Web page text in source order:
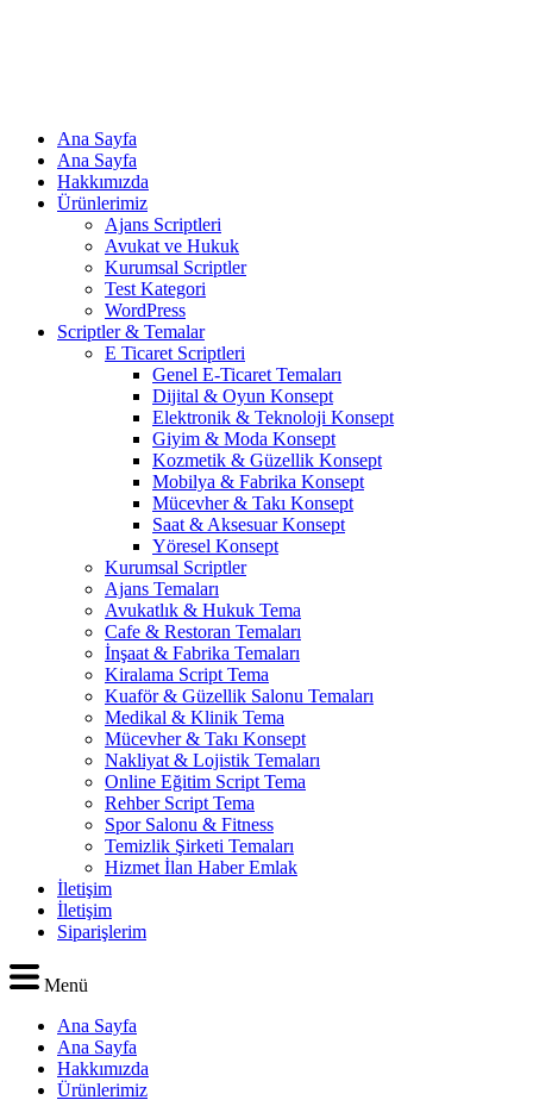
Ana Sayfa
Ana Sayfa
Hakkımızda
Ürünlerimiz
Ajans Scriptleri
Avukat ve Hukuk
Kurumsal Scriptler
Test Kategori
WordPress
Scriptler & Temalar
E Ticaret Scriptleri
Genel E-Ticaret Temaları
Dijital & Oyun Konsept
Elektronik & Teknoloji Konsept
Giyim & Moda Konsept
Kozmetik & Güzellik Konsept
Mobilya & Fabrika Konsept
Mücevher & Takı Konsept
Saat & Aksesuar Konsept
Yöresel Konsept
Kurumsal Scriptler
Ajans Temaları
Avukatlık & Hukuk Tema
Cafe & Restoran Temaları
İnşaat & Fabrika Temaları
Kiralama Script Tema
Kuaför & Güzellik Salonu Temaları
Medikal & Klinik Tema
Mücevher & Takı Konsept
Nakliyat & Lojistik Temaları
Online Eğitim Script Tema
Rehber Script Tema
Spor Salonu & Fitness
Temizlik Şirketi Temaları
Hizmet İlan Haber Emlak
İletişim
İletişim
Siparişlerim
Menü
Ana Sayfa
Ana Sayfa
Hakkımızda
Ürünlerimiz